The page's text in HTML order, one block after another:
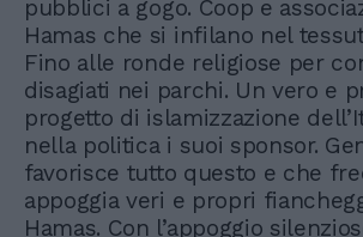
pubblici a gogo. Coop e
Hamas che si infilano nel
Fino alle ronde religiose per
disagiati nei parchi. Un vero e
progetto di islamizzazione
nella politica i suoi sponsor.
favorisce tutto questo e che
appoggia veri e propri
Hamas. Con l’appoggio